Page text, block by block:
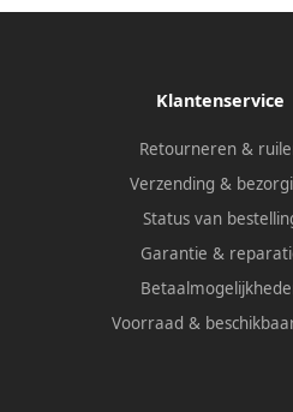
Klantenservice
Retourneren &
Verzending &
Status van
Garantie &
Voorraad &